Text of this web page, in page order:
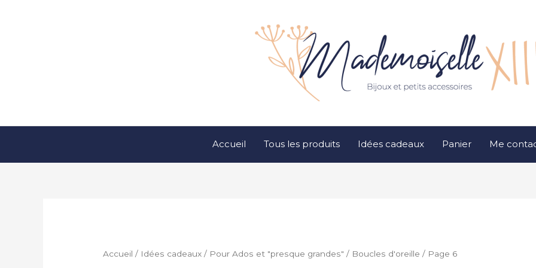
Accueil Tous les produits Idées cadeaux Panier Me
Accueil / Idées cadeaux / Pour Ados et "presque grandes" / Boucles d'oreille / Page 6